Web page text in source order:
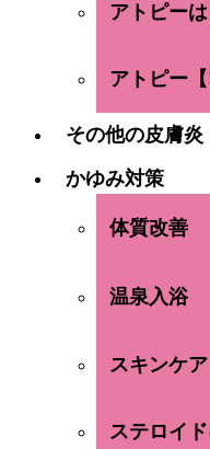
アトピー
アトピー
その他の皮膚炎
かゆみ対策
体質改善
温泉入浴
スキンケア
ステロイ